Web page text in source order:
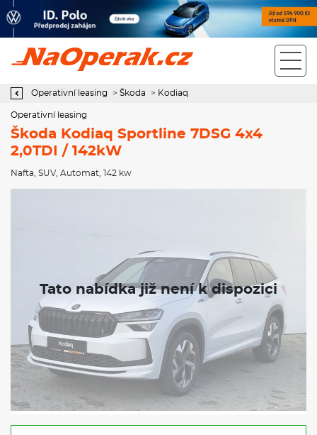
Operativní leasing Škoda Kodiaq Sportline 7DSG 4x4 2,0TDI /
Operativní leasing > Škoda > Kodiaq
Operativní leasing
Škoda Kodiaq Sportline 7DSG 4x4
2,0TDI / 142kW
Nafta SUV, Automat , 142 kw